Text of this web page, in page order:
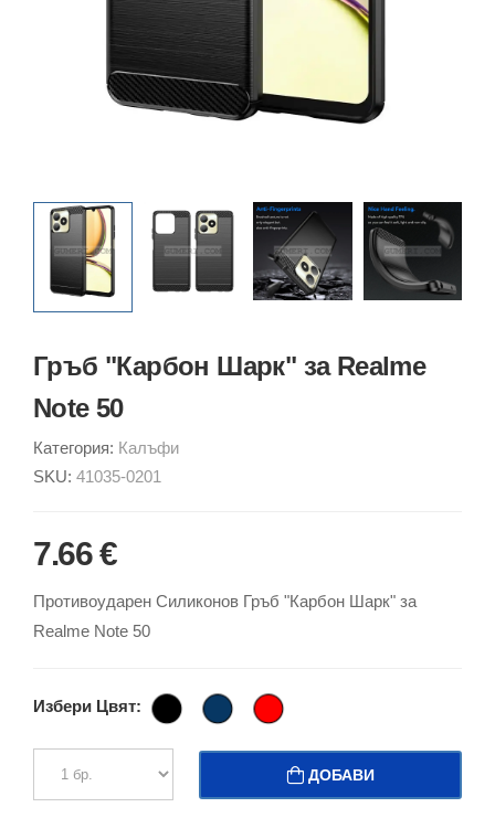
Гръб "Карбон Шарк" за Realme
Note 50
Категория: Калъфи
SKU: 41035-0201
7.66 €
Противоударен Силиконов Гръб "Карбон Шарк" за
Realme Note 50
Избери Цвят:
ДОБАВИ